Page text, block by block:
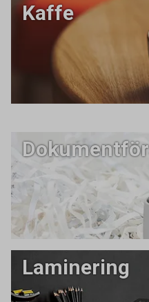
Kaffe
Laminering